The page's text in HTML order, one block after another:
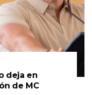
deja en
de MC